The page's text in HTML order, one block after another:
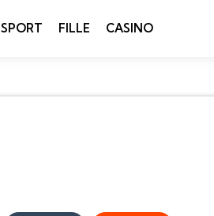
SPORT FILLE CASINO